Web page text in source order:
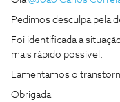
Pedimos desculpa pela
Foi identificada a
mais rápido possível.
Lamentamos o
Obrigada